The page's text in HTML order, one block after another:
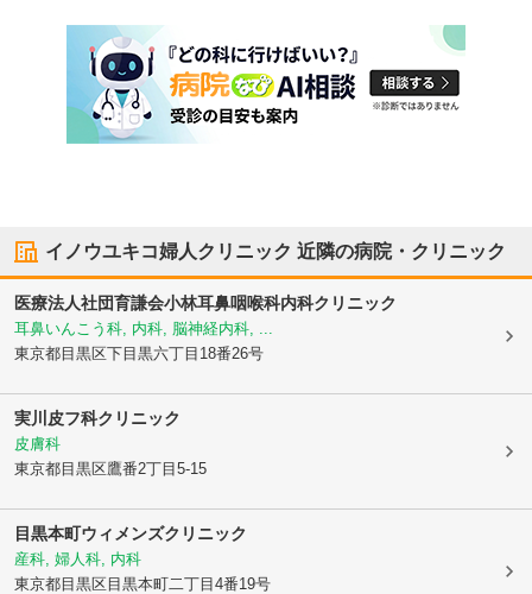
イノウユキコ婦人クリニック 近隣の病院・クリニック
医療法人社団育謙会小林耳鼻咽喉科内科クリニック
耳鼻いんこう科, 内科, 脳神経内科, ...
東京都目黒区下目黒六丁目18番26号
実川皮フ科クリニック
皮膚科
東京都目黒区鷹番2丁目5-15
目黒本町ウィメンズクリニック
産科, 婦人科, 内科
東京都目黒区目黒本町二丁目4番19号